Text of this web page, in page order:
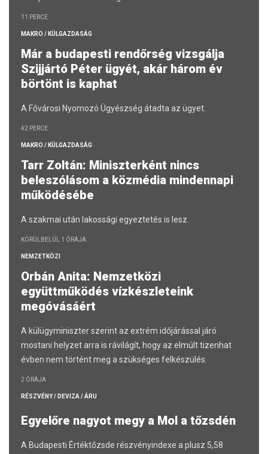
11 PERCE
MAKRO / KÜLGAZDASÁG
Már a budapesti rendőrség vizsgálja
Szijjártó Péter ügyét, akár három év
börtönt is kaphat
A Fővárosi Nyomozó Ügyészség átadta az ügyet.
42 PERCE
MAKRO / KÜLGAZDASÁG
Tarr Zoltán: Miniszterként nincs
beleszólásom a közmédia mindennapi
működésébe
A szakmai után lakossági egyeztetés is lesz.
KÖRÜLBELÜL 1 ÓRÁJA
NEMZETKÖZI
Orbán Anita: Nemzetközi
együttműködés vízkészleteink
megóvásáért
A külügyminiszter szerint az extrém időjárással járó
mostani helyzet arra is rávilágít, hogy az elmúlt tizenhat
évben nem történt meg a szükséges felkészülés.
2 ÓRÁJA
RÉSZVÉNY / DEVIZA / ÁRU
Egyelőre nagyot megy a Mol a tőzsdén
A Budapesti Értéktőzsde részvényindexe a plusz 5,58